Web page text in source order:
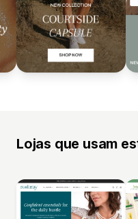
Lojas que usam